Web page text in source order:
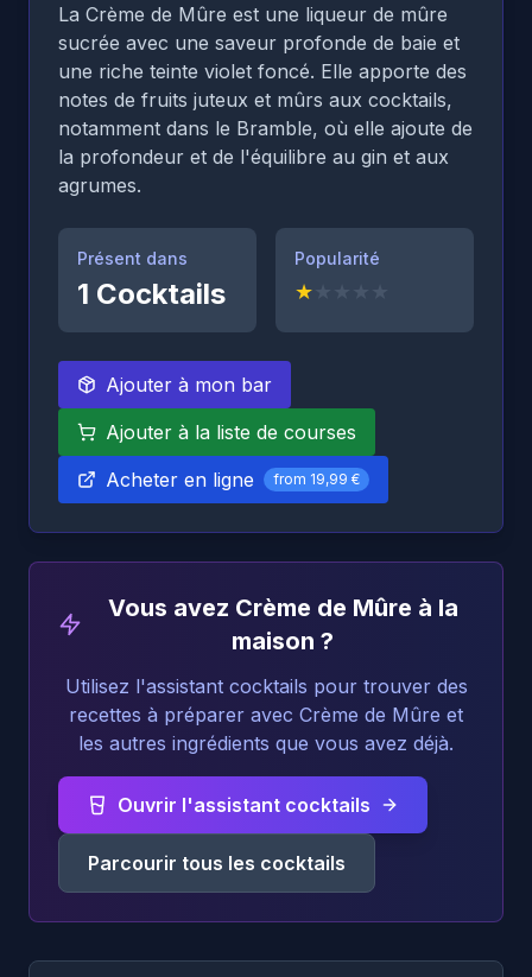
La Crème de Mûre est une liqueur de mûre
sucrée avec une saveur profonde de baie et
une riche teinte violet foncé. Elle apporte des
notes de fruits juteux et mûrs aux cocktails,
notamment dans le Bramble, où elle ajoute de
la profondeur et de l'équilibre au gin et aux
agrumes.
Présent dans
1 Cocktails
Popularité
★
Ajouter à mon bar
Ajouter à la liste de courses
Acheter en ligne
from 19,99 €
Vous avez Crème de Mûre à la
maison ?
Utilisez l'assistant cocktails pour trouver des
recettes à préparer avec Crème de Mûre et
les autres ingrédients que vous avez déjà.
Ouvrir l'assistant cocktails
Parcourir tous les cocktails